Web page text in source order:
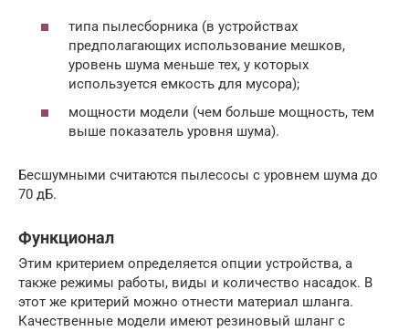
типа пылесборника (в устройствах
предполагающих использование мешков,
уровень шума меньше тех, у которых
используется емкость для мусора);
мощности модели (чем больше мощность, тем
выше показатель уровня шума).
Бесшумными считаются пылесосы с уровнем шума до
70 дБ.
Функционал
Этим критерием определяется опции устройства, а
также режимы работы, виды и количество насадок. В
этот же критерий можно отнести материал шланга.
Качественные модели имеют резиновый шланг с